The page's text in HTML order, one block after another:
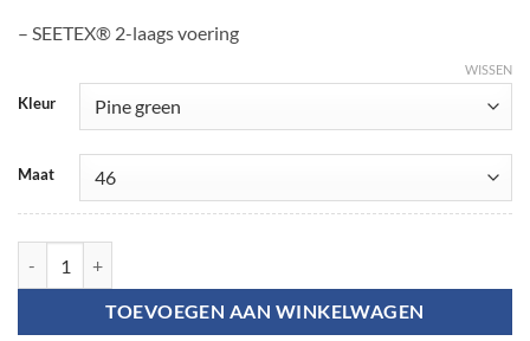
– SEETEX® 2-laags voering
Kleur
Maat
WISSEN
TOEVOEGEN AAN WINKELWAGEN